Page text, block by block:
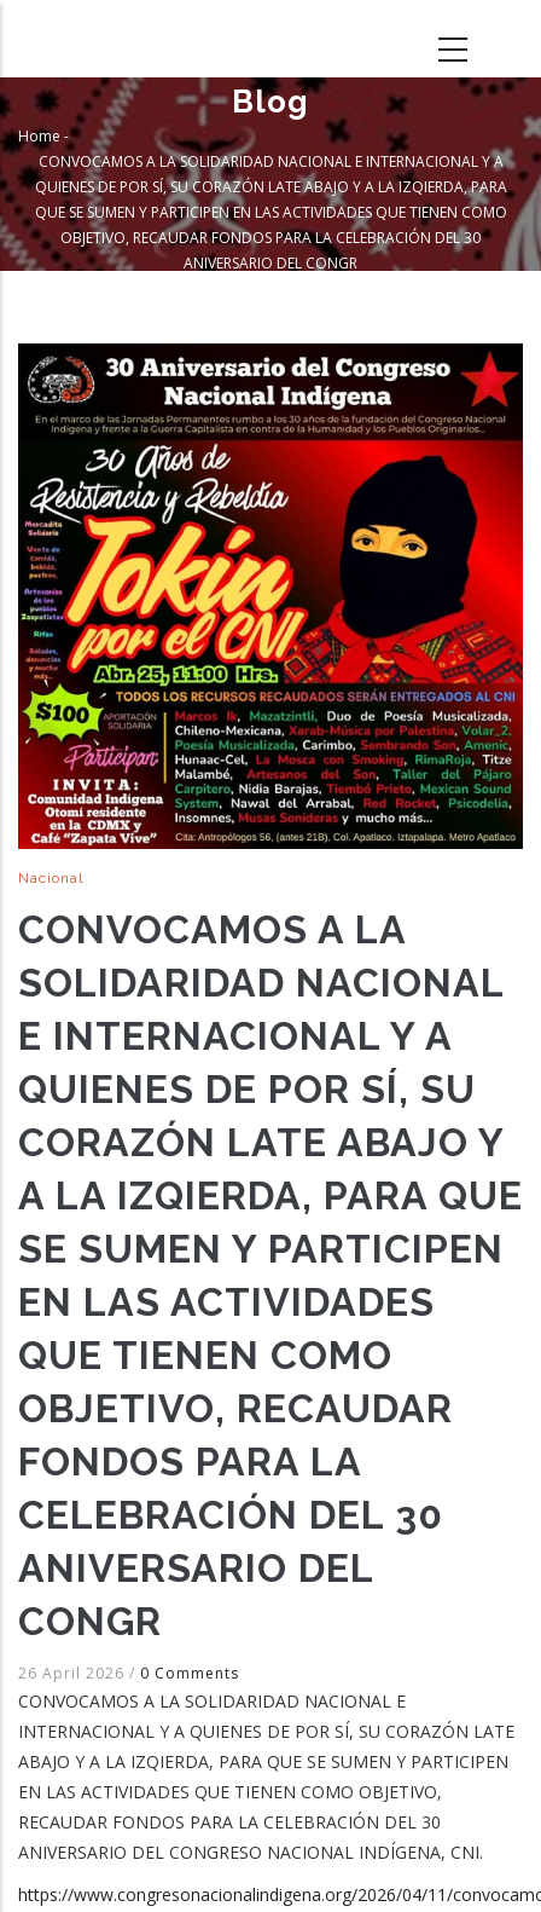
main
content
Blog
Breadcrumb
Home -
CONVOCAMOS A LA SOLIDARIDAD NACIONAL E INTERNACIONAL Y A
QUIENES DE POR SÍ, SU CORAZÓN LATE ABAJO Y A LA IZQIERDA, PARA
QUE SE SUMEN Y PARTICIPEN EN LAS ACTIVIDADES QUE TIENEN COMO
OBJETIVO, RECAUDAR FONDOS PARA LA CELEBRACIÓN DEL 30
ANIVERSARIO DEL CONGR
Nacional
CONVOCAMOS A LA
SOLIDARIDAD NACIONAL
E INTERNACIONAL Y A
QUIENES DE POR SÍ, SU
CORAZÓN LATE ABAJO Y
A LA IZQIERDA, PARA QUE
SE SUMEN Y PARTICIPEN
EN LAS ACTIVIDADES
QUE TIENEN COMO
OBJETIVO, RECAUDAR
FONDOS PARA LA
CELEBRACIÓN DEL 30
ANIVERSARIO DEL
CONGR
26 April 2026 / 0 Comments
CONVOCAMOS A LA SOLIDARIDAD NACIONAL E
INTERNACIONAL Y A QUIENES DE POR SÍ, SU CORAZÓN LATE
ABAJO Y A LA IZQIERDA, PARA QUE SE SUMEN Y PARTICIPEN
EN LAS ACTIVIDADES QUE TIENEN COMO OBJETIVO,
RECAUDAR FONDOS PARA LA CELEBRACIÓN DEL 30
ANIVERSARIO DEL CONGRESO NACIONAL INDÍGENA, CNI.
https://www.congresonacionalindigena.org/2026/04/11/